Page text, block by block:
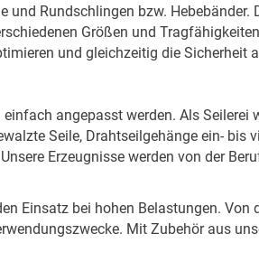
Rundschlingen bzw. Hebebänder.
Größen und
und gleichzeitig die Sicherheit
angepasst werden. Als Seilerei
Seile, Drahtseilgehänge ein- bis
Erzeugnisse werden von der
Einsatz bei hohen Belastungen. Von
Mit Zubehör aus